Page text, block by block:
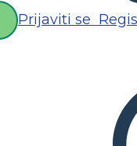
Prijaviti se